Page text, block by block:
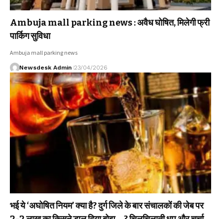
Ambuja mall parking news : अवैध घोषित, मिलेगी फ्री
पार्किग सुविधा
Ambuja mall parking news
Newsdesk Admin 23/04/2026
भई ये ‘अघोषित नियम’ क्या है? दुर्ग जिले के बार संचालकों की जेब पर